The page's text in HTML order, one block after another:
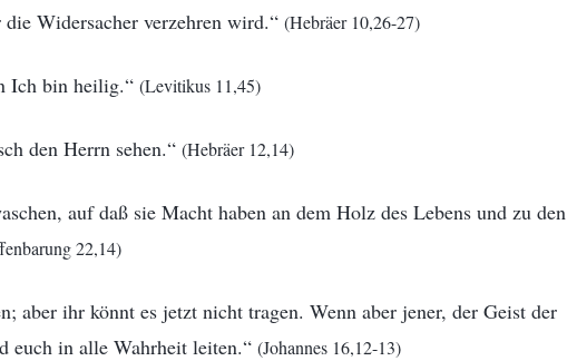
Widersacher verzehren wird.“ (Hebräer 10,26-27)
Ich bin heilig.“ (Levitikus 11,45)
den Herrn sehen.“ (Hebräer 12,14)
auf daß sie Macht haben an dem Holz des Lebens und zu den
22,14)
aber ihr könnt es jetzt nicht tragen. Wenn aber jener, der Geist der
euch in alle Wahrheit leiten.“ (Johannes 16,12-13)